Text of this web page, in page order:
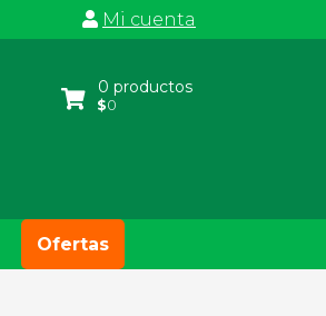
Mi cuenta
$0
0 productos
Ofertas